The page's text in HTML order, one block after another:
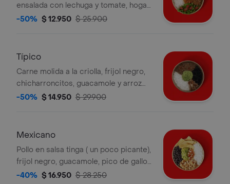
ensalada con lechuga y tomate, hogao
y arroz blanco. la bebida tiene un
-50% $ 12.950 $ 25.900
Típico
Carne molida a la criolla, frijol negro,
chicharroncitos, guacamole y arroz
blanco. la bebida tiene un costo
-50% $ 14.950 $ 29.900
Mexicano
Pollo en salsa tinga ( un poco picante),
frijol negro, guacamole, pico de gallo,
nachos y arroz blanco. la bebida tiene
-40% $ 16.950 $ 28.250